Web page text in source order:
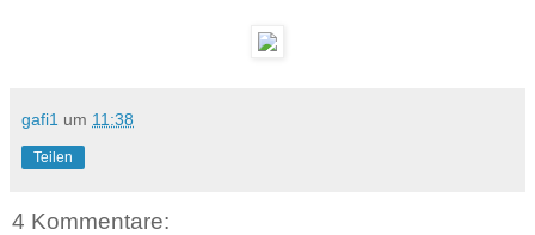
gafi1 um 11:38
Teilen
4 Kommentare: